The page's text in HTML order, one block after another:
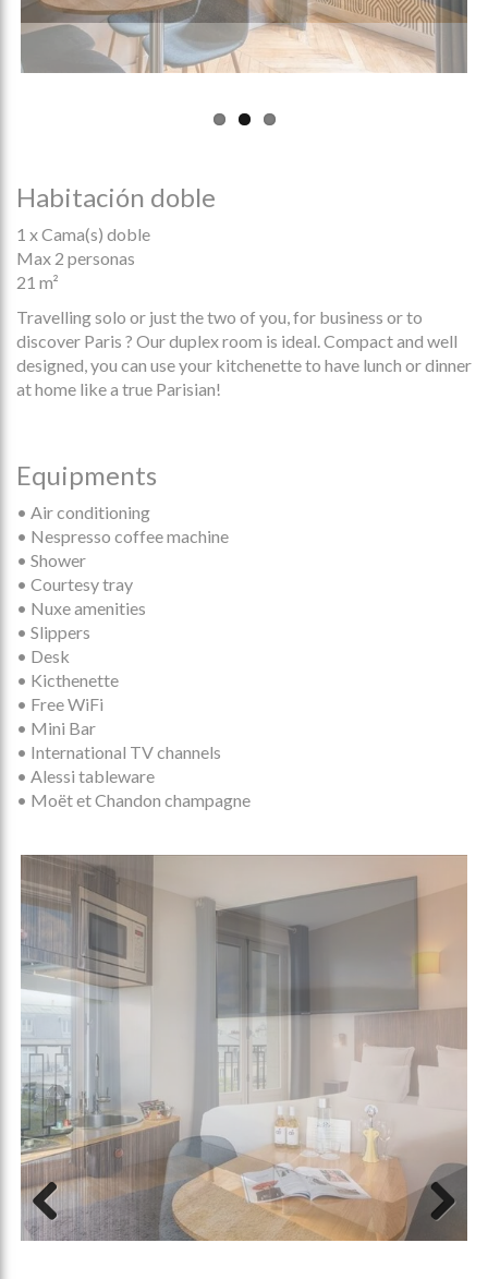
Habitación doble
1 x Cama(s) doble
Max 2 personas
21 m²
Travelling solo or just the two of you, for business or to
discover Paris ? Our duplex room is ideal. Compact and well
designed, you can use your kitchenette to have lunch or dinner
at home like a true Parisian!
Equipments
• Air conditioning
• Nespresso coffee machine
• Shower
• Courtesy tray
• Nuxe amenities
• Slippers
• Desk
• Kicthenette
• Free WiFi
• Mini Bar
• International TV channels
• Alessi tableware
• Moët et Chandon champagne
Previous Next